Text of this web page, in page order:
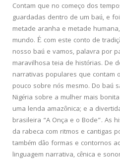
Contam que no começo dos
guardadas dentro de um baú, e
metade aranha e metade
mundo. É com este conto de
nosso baú e vamos, palavra por
maravilhosa teia de histórias. De
narrativas populares que contam
pouco sobre nós mesmo. Do baú
Nigéria sobre a mulher mais
uma lenda amazônica; e a
brasileira “A Onça e o Bode”. As
da rabeca com ritmos e cantigas
também dão formas e contornos
linguagem narrativa, cênica e